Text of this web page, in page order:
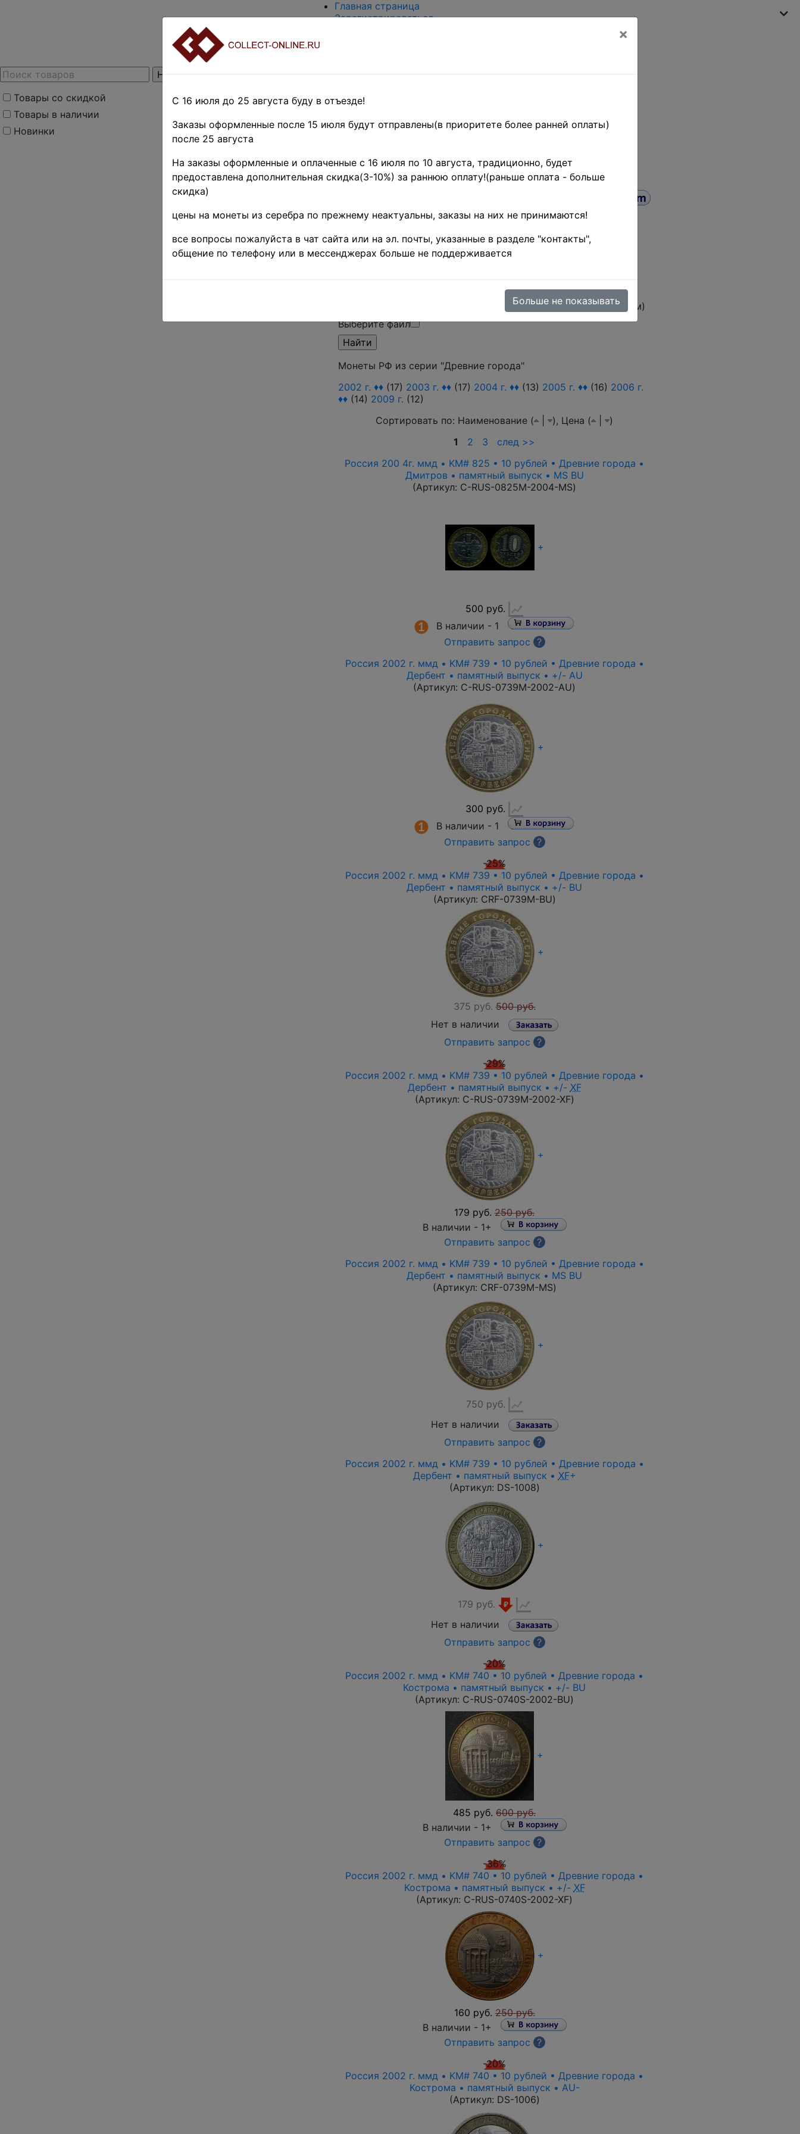
Товары со скидкой
Товары в наличии
Новинки
Главная страница
Зарегистрироваться
Оценка и покупка
Поиск по магазину
Главная»
Нумизматика»
Монеты»
1991 г.- н.д.»
Города"
Поиск в категории - название товара
Поиск в категории - по изображению товара (тестовый режим)
Выберите файл
Монеты РФ из серии "Древние города"
2002 г. ♦♦ (17) 2003 г. ♦♦ (17) 2004 г. ♦♦ (13) 2005 г. ♦♦ (16) 2006 г.
♦♦ (14) 2009 г. (12)
Сортировать по: Наименование ( ), Цена (
)
1
2 3
след >>
Россия 200 4г. ммд • KM# 825 • 10 рублей • Древние города •
Дмитров • памятный выпуск • MS BU
(Артикул: C-RUS-0825M-2004-MS)
+
500 руб.
В наличии - 1
Отправить запрос
?
Россия 2002 г. ммд • KM# 739 • 10 рублей • Древние города •
Дербент • памятный выпуск • +/- AU
(Артикул: C-RUS-0739M-2002-AU)
+
300 руб.
В наличии - 1
Отправить запрос
?
-25%
Россия 2002 г. ммд • KM# 739 • 10 рублей • Древние города •
Дербент • памятный выпуск • +/- BU
(Артикул: CRF-0739M-BU)
+
375 руб. 500 руб.
Нет в наличии
Отправить запрос
?
-29%
Россия 2002 г. ммд • KM# 739 • 10 рублей • Древние города •
Дербент • памятный выпуск • +/- XF
(Артикул: C-RUS-0739M-2002-XF)
+
179 руб. 250 руб.
В наличии - 1+
Отправить запрос
?
Россия 2002 г. ммд • KM# 739 • 10 рублей • Древние города •
Дербент • памятный выпуск • MS BU
(Артикул: CRF-0739M-MS)
+
750 руб.
Нет в наличии
Отправить запрос
?
Россия 2002 г. ммд • KM# 739 • 10 рублей • Древние города •
Дербент • памятный выпуск • XF+
(Артикул: DS-1008)
+
179 руб.
Нет в наличии
Отправить запрос
?
-20%
Россия 2002 г. ммд • KM# 740 • 10 рублей • Древние города •
Кострома • памятный выпуск • +/- BU
(Артикул: C-RUS-0740S-2002-BU)
+
485 руб. 600 руб.
В наличии - 1+
Отправить запрос
?
-36%
Россия 2002 г. ммд • KM# 740 • 10 рублей • Древние города •
Кострома • памятный выпуск • +/- XF
(Артикул: C-RUS-0740S-2002-XF)
+
160 руб. 250 руб.
В наличии - 1+
Отправить запрос
?
-20%
Россия 2002 г. ммд • KM# 740 • 10 рублей • Древние города •
Кострома • памятный выпуск • AU-
(Артикул: DS-1006)
×
С 16 июля до 25 августа буду в отъезде!
Заказы оформленные после 15 июля будут отправлены(в приоритете более ранней оплаты)
после 25 августа
На заказы оформленные и оплаченные с 16 июля по 10 августа, традиционно, будет
предоставлена дополнительная скидка(3-10%) за раннюю оплату!(раньше оплата - больше
скидка)
цены на монеты из серебра по прежнему неактуальны, заказы на них не принимаются!
все вопросы пожалуйста в чат сайта или на эл. почты, указанные в разделе "контакты",
общение по телефону или в мессенджерах больше не поддерживается
Больше не показывать